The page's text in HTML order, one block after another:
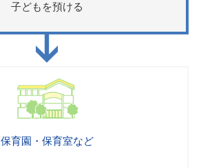
子どもを預ける
保育園・保育室など